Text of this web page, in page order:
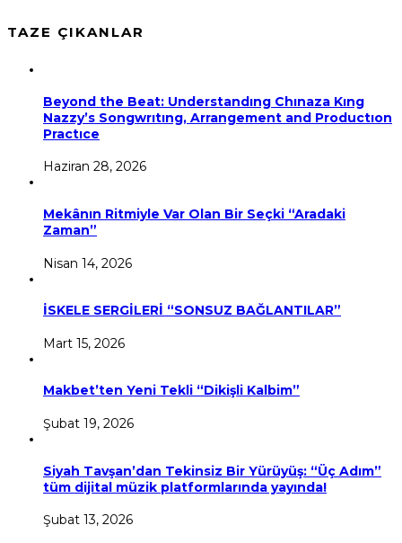
TAZE ÇIKANLAR
Beyond the Beat: Understandıng Chınaza Kıng
Nazzy’s Songwrıtıng, Arrangement and Productıon
Practıce
Haziran 28, 2026
Mekânın Ritmiyle Var Olan Bir Seçki “Aradaki
Zaman”
Nisan 14, 2026
İSKELE SERGİLERİ “SONSUZ BAĞLANTILAR”
Mart 15, 2026
Makbet’ten Yeni Tekli “Dikişli Kalbim”
Şubat 19, 2026
Siyah Tavşan’dan Tekinsiz Bir Yürüyüş: “Üç Adım”
tüm dijital müzik platformlarında yayında!
Şubat 13, 2026